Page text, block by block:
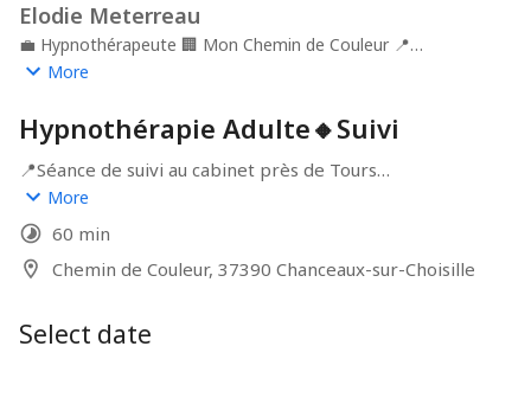
Elodie Meterreau
💼 Hypnothérapeute 🏢 Mon Chemin de Couleur 📍
Chanceaux-sur-Choisille, près de Tours
More
Hypnothérapie Adulte🔸Suivi
📍Séance de suivi au cabinet près de Tours
Hors arrêt tabac
https://zcal.co/monchemindecouleur/suivi-visio
More
60 min
Chemin de Couleur, 37390 Chanceaux-sur-Choisille
Select date